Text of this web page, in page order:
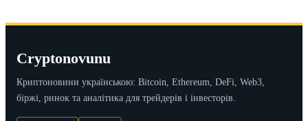
Cryptonovunu
Криптоновини українською: Bitcoin, Ethereum, DeFi, Web3,
біржі, ринок та аналітика для трейдерів і інвесторів.